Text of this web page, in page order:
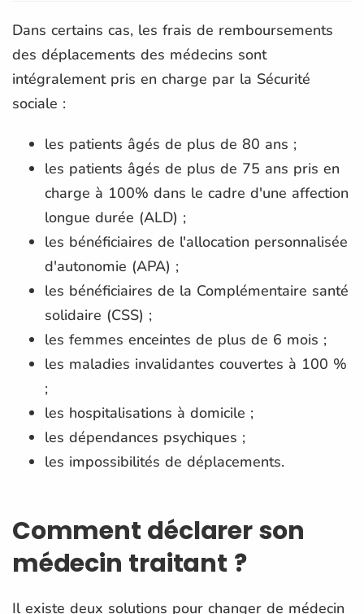
Dans certains cas, les frais de remboursements
des déplacements des médecins sont
intégralement pris en charge par la Sécurité
sociale :
les patients âgés de plus de 80 ans ;
les patients âgés de plus de 75 ans pris en
charge à 100% dans le cadre d'une affection
longue durée (ALD) ;
les bénéficiaires de l'allocation personnalisée
d'autonomie (APA) ;
les bénéficiaires de la Complémentaire santé
solidaire (CSS) ;
les femmes enceintes de plus de 6 mois ;
les maladies invalidantes couvertes à 100 %
;
les hospitalisations à domicile ;
les dépendances psychiques ;
les impossibilités de déplacements.
Comment déclarer son
médecin traitant ?
Il existe deux solutions pour changer de médecin